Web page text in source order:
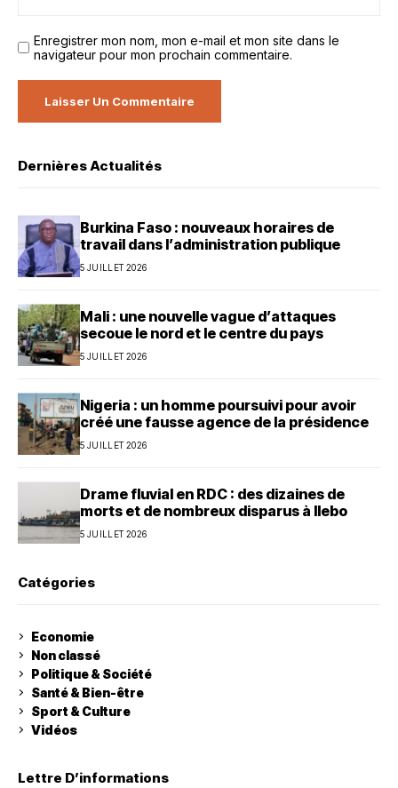
Enregistrer mon nom, mon e-mail et mon site dans le
navigateur pour mon prochain commentaire.
Dernières Actualités
Burkina Faso : nouveaux horaires de
travail dans l’administration publique
5 JUILLET 2026
Mali : une nouvelle vague d’attaques
secoue le nord et le centre du pays
5 JUILLET 2026
Nigeria : un homme poursuivi pour avoir
créé une fausse agence de la présidence
5 JUILLET 2026
Drame fluvial en RDC : des dizaines de
morts et de nombreux disparus à Ilebo
5 JUILLET 2026
Catégories
Economie
Non classé
Politique & Société
Santé & Bien-être
Sport & Culture
Vidéos
Lettre D’informations